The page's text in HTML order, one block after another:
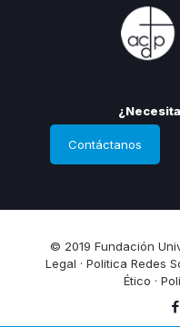
Contáctanos
© 2019 Fundación
Legal · Politica Redes
Ético ·